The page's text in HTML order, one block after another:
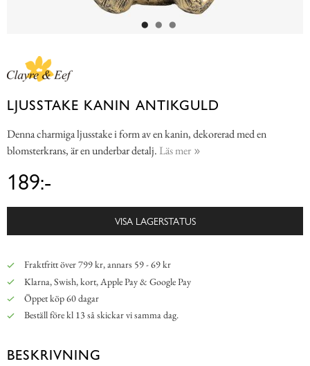
LJUSSTAKE KANIN ANTIKGULD
Denna charmiga ljusstake i form av en kanin, dekorerad med en
blomsterkrans, är en underbar detalj. Läs mer
189:-
VISA LAGERSTATUS
Fraktfritt över 799 kr, annars 59 - 69 kr
Klarna, Swish, kort, Apple Pay & Google Pay
Öppet köp 60 dagar
Beställ före kl 13 så skickar vi samma dag.
BESKRIVNING